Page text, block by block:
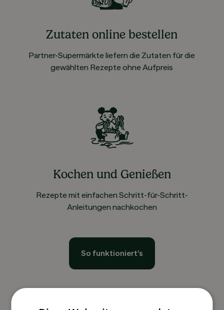
Zutaten online bestellen
Partner-Supermärkte liefern die Zutaten für die
gewählten Rezepte ohne Aufpreis
Kochen und Genießen
Rezepte mit einfachen Schritt-für-Schritt-
Anleitungen nachkochen
So funktioniert’s